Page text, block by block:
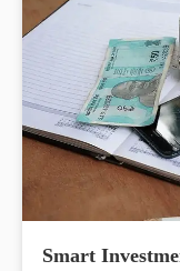
Smart Investment | 18 साल की उम्र में